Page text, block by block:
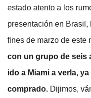
estado atento a los
presentación en Brasil,
fines de marzo de este
con un grupo de seis
ido a Miami a verla,
comprado. Dijimos,